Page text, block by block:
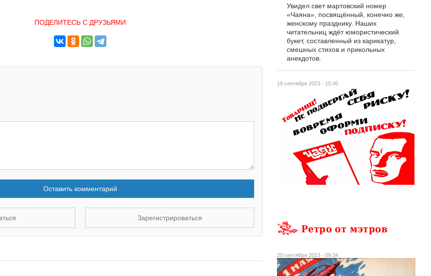
ПОДЕЛИТЕСЬ С ДРУЗЬЯМИ
Оставить комментарий
Зарегистрироваться
19 сентября 2023 - 15:40
Увидел свет мартовский номер
«Чаяна», посвящённый, конечно же,
женскому празднику. Наших
читательниц ждёт юмористический
букет, составленный из карикатур,
смешных стихов и прикольных
анекдотов.
Ретро от мэтров
20 сентября 2023 - 09:34